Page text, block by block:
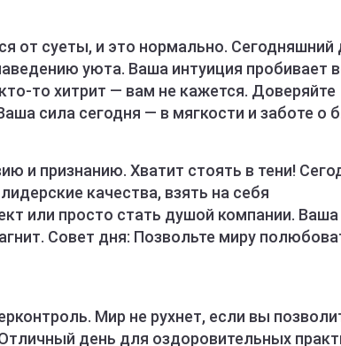
от суеты, и это нормально. Сегодняшний
уюта. Ваша интуиция пробивает
то хитрит — вам не кажется. Доверяйте
сила сегодня — в мягкости и заботе о
и признанию. Хватит стоять в тени!
качества, взять на себя
или просто стать душой компании. Ваша
Совет дня: Позвольте миру
Мир не рухнет, если вы
день для оздоровительных